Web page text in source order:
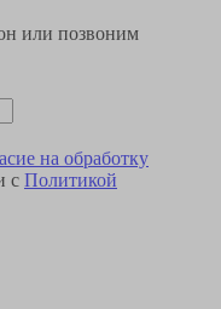
или позвоним
на обработку
с Политикой